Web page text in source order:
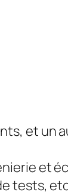
et un
et
tests,